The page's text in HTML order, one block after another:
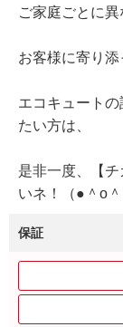
ご家庭ごとに異
お客様に寄り添
エコキュート
たい方は、
是非一度、【
いネ！（●＾o＾
保証